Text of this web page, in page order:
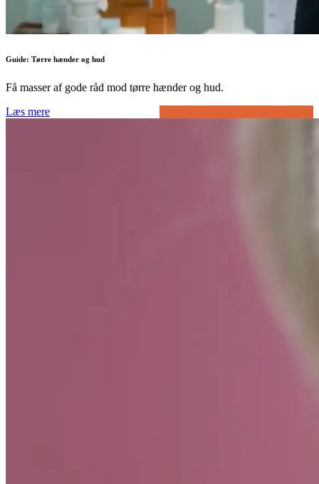
Guide: Tørre hænder og hud
Få masser af gode råd mod tørre hænder og hud.
Læs mere